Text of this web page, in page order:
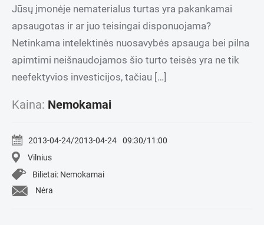
Jūsų įmonėje nematerialus turtas yra pakankamai
apsaugotas ir ar juo teisingai disponuojama?
Netinkama intelektinės nuosavybės apsauga bei pilna
apimtimi neišnaudojamos šio turto teisės yra ne tik
neefektyvios investicijos, tačiau […]
Kaina: Nemokamai
2013-04-24/2013-04-24
09:30/11:00
Vilnius
Bilietai: Nemokamai
Nėra